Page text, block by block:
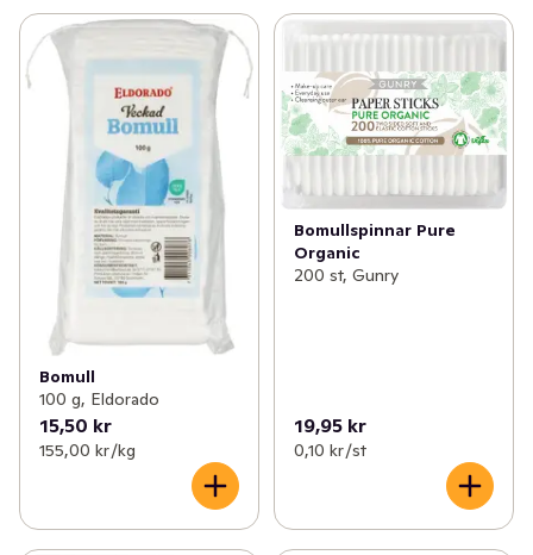
Bomull
100 g, Eldorado
15,50 kr
155,00 kr /kg
Bomullspinnar Pure
Organic
200 st, Gunry
19,95 kr
0,10 kr /st